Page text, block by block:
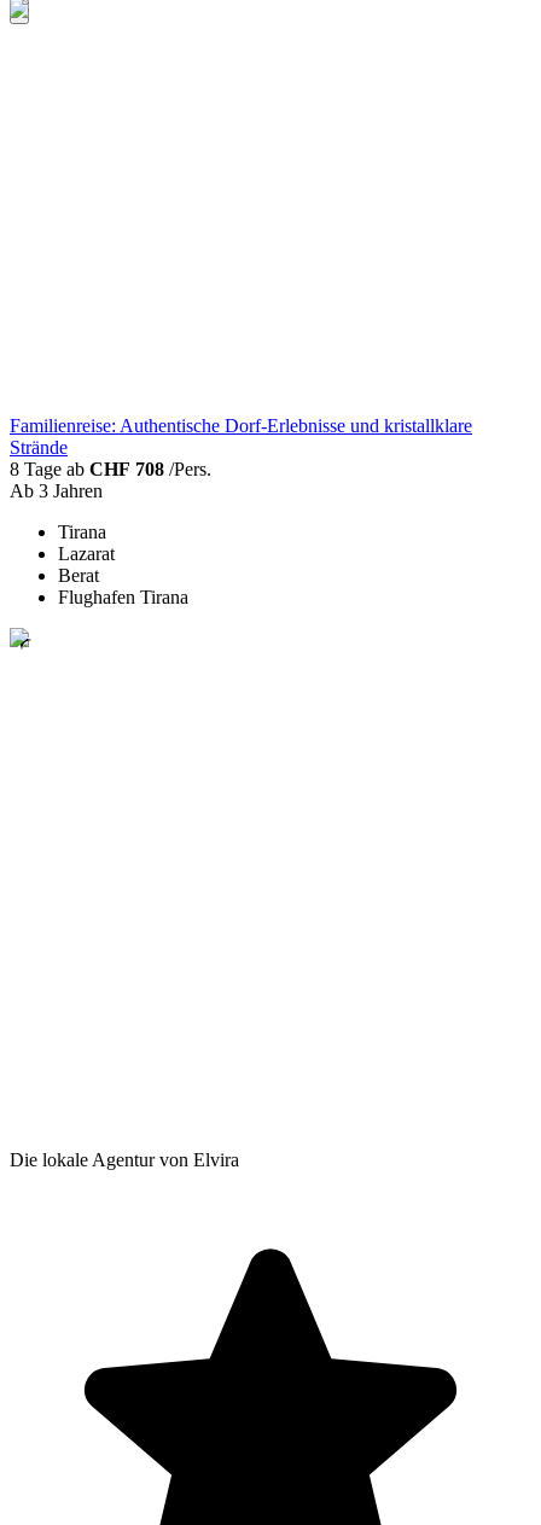
Familienreise: Authentische Dorf-Erlebnisse und kristallklare
Strände
8 Tage ab CHF 708 /Pers.
Ab 3 Jahren
Tirana
Lazarat
Berat
Flughafen Tirana
Die lokale Agentur von Elvira